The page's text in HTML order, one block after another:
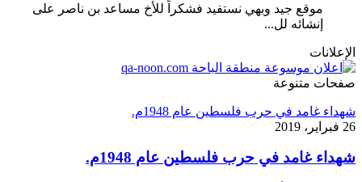
موقع جيد وبهي نستفيد فشكراً للأخ مساعد بن ناصر على
إنشائه لل...
الإعلانات
صفحات متنوعة
شهداء غامد في حرب فلسطين عام 1948م.
26 فبراير، 2019
شهداء غامد في حرب فلسطين عام 1948م.